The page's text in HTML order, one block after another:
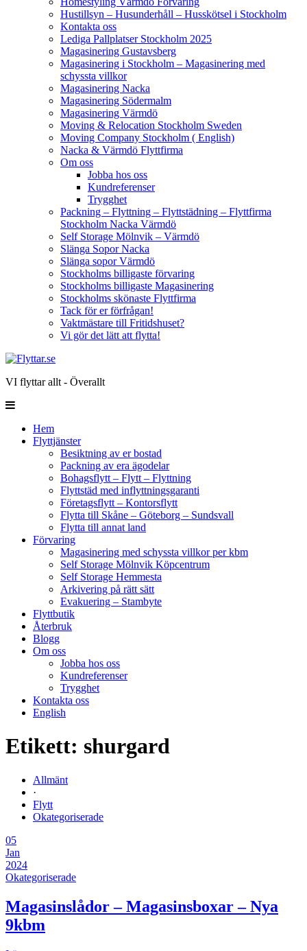
Hustillsyn – Husunderhåll – Husskötsel i Stockholm
Kontakta oss
Lediga Pallplatser Stockholm 2025
Magasinering Gustavsberg
Magasinering i Stockholm – Magasinering med
schyssta villkor
Magasinering Nacka
Magasinering Södermalm
Magasinering Värmdö
Moving & Relocation Stockholm Sweden
Moving Company Stockholm ( English)
Nacka & Värmdö Flyttfirma
Om oss
Jobba hos oss
Kundreferenser
Trygghet
Packning – Flyttning – Flyttstädning – Flyttfirma
Stockholm Nacka Värmdö
Self Storage Mölnvik – Värmdö
Slänga Sopor Nacka
Slänga sopor Värmdö
Stockholms billigaste förvaring
Stockholms billigaste Magasinering
Stockholms skönaste Flyttfirma
Tack för er förfrågan!
Vaktmästare till Fritidshuset?
Vi gör det lätt att flytta!
VI flyttar allt - Överallt
Hem
Flyttjänster
Besiktning av er bostad
Packning av era ägodelar
Bohagsflytt – Flytt – Flyttning
Flyttstäd med inflyttningsgaranti
Företagsflytt – Kontorsflytt
Flytta till Skåne – Göteborg – Sundsvall
Flytta till annat land
Förvaring
Magasinering med schyssta villkor per kbm
Self Storage Mölnvik Köpcentrum
Self Storage Hemmesta
Arkivering på rätt sätt
Evakuering – Stambyte
Flyttbutik
Återbruk
Blogg
Om oss
Jobba hos oss
Kundreferenser
Trygghet
Kontakta oss
English
Etikett: shurgard
Allmänt
·
Flytt
Okategoriserade
05
Jan
2024
Okategoriserade
Magasinslådor – Magasinsboxar – Nya
9kbm